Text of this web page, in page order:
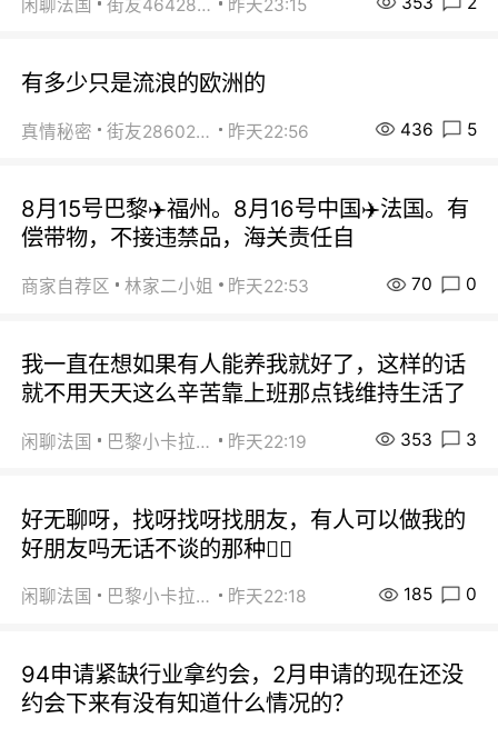
闲聊法国 街友46428878 昨天23:15
有多少只是流浪的欧洲的
真情秘密 街友28602925 昨天22:56 436 5
8月15号巴黎✈️福州。8月16号中国✈️法国。有
偿带物，不接违禁品，海关责任自
商家自荐区 林家二小姐 昨天22:53 70 0
我一直在想如果有人能养我就好了，这样的话
就不用天天这么辛苦靠上班那点钱维持生活了
闲聊法国 巴黎小卡拉咪 昨天22:19 353 3
好无聊呀，找呀找呀找朋友，有人可以做我的
好朋友吗无话不谈的那种😮‍💨
闲聊法国 巴黎小卡拉咪 昨天22:18 185 0
94申请紧缺行业拿约会，2月申请的现在还没
约会下来有没有知道什么情况的？